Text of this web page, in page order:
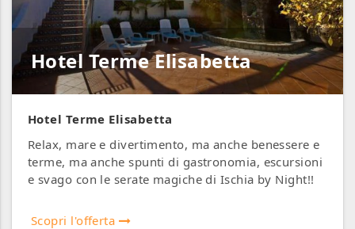
Hotel Terme Elisabetta
Hotel Terme Elisabetta
Relax, mare e divertimento, ma anche benessere e
terme, ma anche spunti di gastronomia, escursioni
e svago con le serate magiche di Ischia by Night!!
Scopri l'offerta